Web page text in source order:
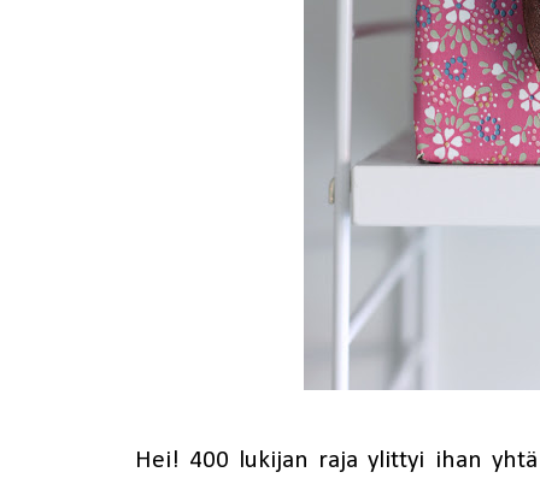
Hei! 400 lukijan raja ylittyi ihan